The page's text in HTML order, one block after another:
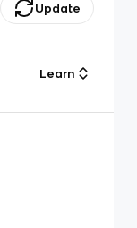
Update
Learn